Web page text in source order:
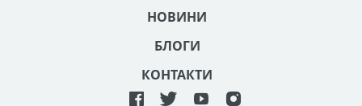
НОВИНИ
БЛОГИ
КОНТАКТИ